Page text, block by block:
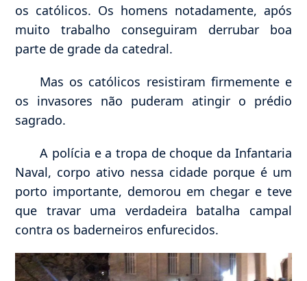
os católicos. Os homens notadamente, após
muito trabalho conseguiram derrubar boa
parte de grade da catedral.
Mas os católicos resistiram firmemente e
os invasores não puderam atingir o prédio
sagrado.
A polícia e a tropa de choque da Infantaria
Naval, corpo ativo nessa cidade porque é um
porto importante, demorou em chegar e teve
que travar uma verdadeira batalha campal
contra os baderneiros enfurecidos.